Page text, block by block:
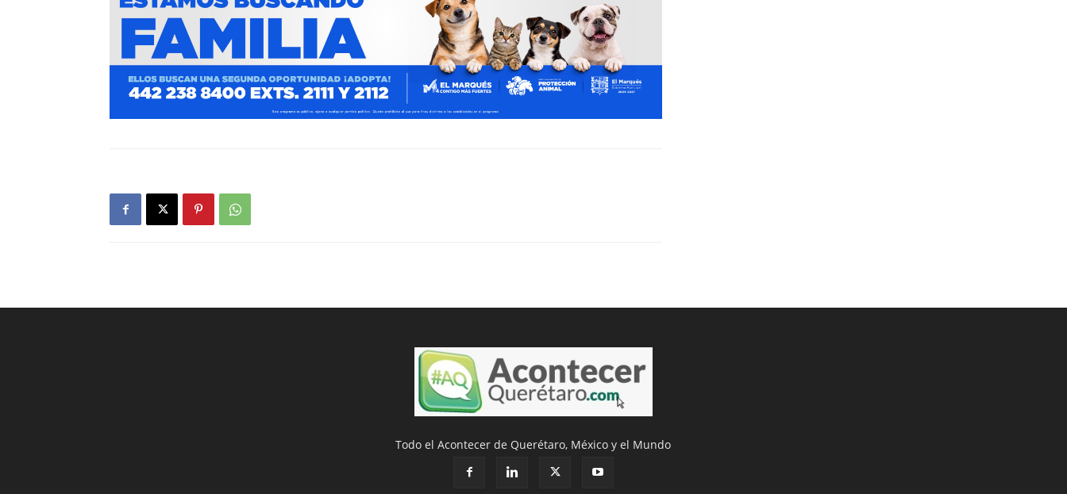
Todo el Acontecer de Querétaro, México y el Mundo